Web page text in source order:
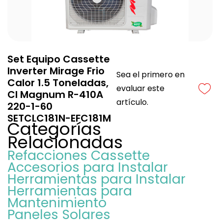
Set Equipo Cassette
Inverter Mirage Frio
Calor 1.5 Toneladas,
CI Magnum R-410A
220-1-60
SETCLC181N-EFC181M
Sea el primero en
evaluar este
artículo.
Categorías
Relacionadas
Refacciones Cassette
Accesorios para Instalar
Herramientas para Instalar
Herramientas para
Mantenimiento
Paneles Solares